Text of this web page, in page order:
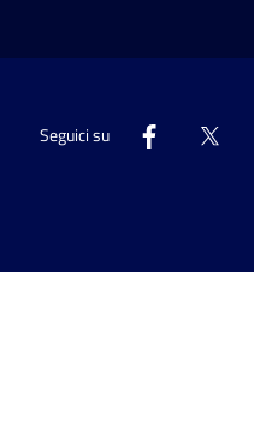
Seguici su